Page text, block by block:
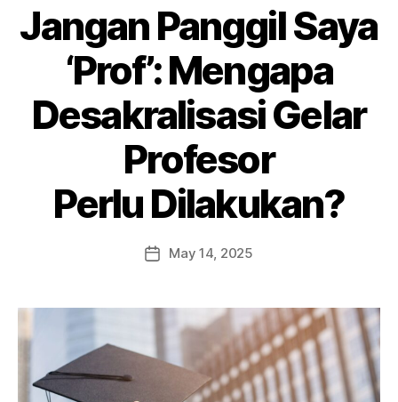
Jangan Panggil Saya
‘Prof’: Mengapa
Desakralisasi Gelar
Profesor
Perlu Dilakukan?
May 14, 2025